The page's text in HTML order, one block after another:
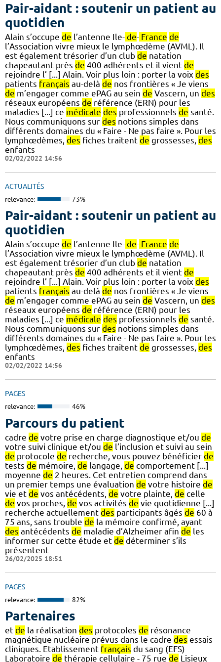
Pair-aidant : soutenir un patient au
quotidien
Alain s’occupe de l’antenne Ile- de- France de
l’Association vivre mieux le lymphœdème (AVML). Il
est également trésorier d’un club de natation
chapeautant près de 400 adhérents et il vient de
rejoindre l’ [...] Alain. Voir plus loin : porter la voix des
patients français au-delà de nos frontières « Je viens
de m’engager comme ePAG au sein de Vascern, un des
réseaux européens de référence (ERN) pour les
maladies [...] ce médicale des professionnels de santé.
Nous communiquons sur des notions simples dans
différents domaines du « Faire - Ne pas faire ». Pour les
lymphœdèmes, des fiches traitent de grossesses, des
enfants
02/02/2022 14:56
ACTUALITÉS
relevance: 73%
Pair-aidant : soutenir un patient au
quotidien
Alain s’occupe de l’antenne Ile- de- France de
l’Association vivre mieux le lymphœdème (AVML). Il
est également trésorier d’un club de natation
chapeautant près de 400 adhérents et il vient de
rejoindre l’ [...] Alain. Voir plus loin : porter la voix des
patients français au-delà de nos frontières « Je viens
de m’engager comme ePAG au sein de Vascern, un des
réseaux européens de référence (ERN) pour les
maladies [...] ce médicale des professionnels de santé.
Nous communiquons sur des notions simples dans
différents domaines du « Faire - Ne pas faire ». Pour les
lymphœdèmes, des fiches traitent de grossesses, des
enfants
02/02/2022 14:56
PAGES
relevance: 46%
Parcours du patient
cadre de votre prise en charge diagnostique et/ou de
votre suivi clinique et/ou de l’inclusion et suivi au sein
de protocole de recherche, vous pouvez bénéficier de
tests de mémoire, de langage, de comportement [...]
moyenne de 2 heures. Cet entretien comprend dans
un premier temps une évaluation de votre histoire de
vie et de vos antécédents, de votre plainte, de celle
de vos proches, de vos activités de vie quotidienne [...]
recherche actuellement des participants âgés de 60 à
75 ans, sans trouble de la mémoire confirmé, ayant
des antécédents de maladie d’Alzheimer afin de les
informer sur cette étude et de déterminer s’ils
présentent
26/02/2025 18:51
PAGES
relevance: 82%
Partenaires
et de la réalisation des protocoles de résonance
magnétique nucléaire prévus dans le cadre des essais
cliniques. Etablissement français du sang (EFS)
Laboratoire de thérapie cellulaire - 75 rue de Lisieux